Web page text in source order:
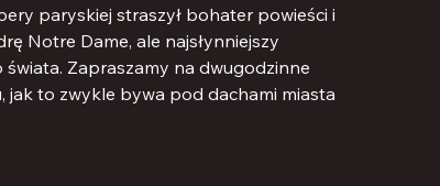
paryskiej straszył bohater powieści i
Notre Dame, ale najsłynniejszy
Zapraszamy na dwugodzinne
jak to zwykle bywa pod dachami miasta